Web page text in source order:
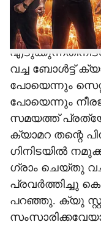
ഹിദായത്ത്
'ആർ ഡി എക്സ്'.
വച്ച ബോൾട്ട്
പോയെന്നും
പോയെന്നും
സമയത്ത്
ക്യാമറ തന്റെ
ഗിനിടയിൽ
ഗ്രാം ചെയ്തു
പ്രവർത്തിച്ചു
പറഞ്ഞു. ക്യു